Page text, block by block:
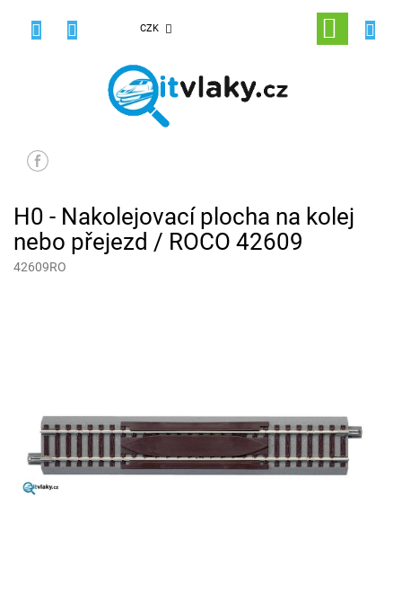
CZK
NÁKUPNÍ
KOŠÍK
H0 - Nakolejovací plocha na kolej
nebo přejezd / ROCO 42609
42609RO